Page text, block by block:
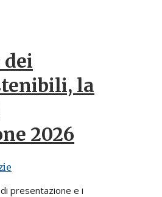
dei
la
2026
presentazione e i